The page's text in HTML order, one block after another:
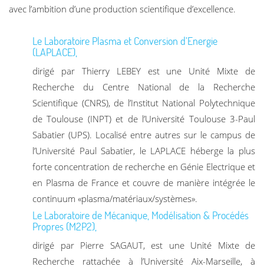
avec l’ambition d’une production scientifique d’excellence.
Le Laboratoire Plasma et Conversion d’Energie
(LAPLACE),
dirigé par Thierry LEBEY est une Unité Mixte de
Recherche du Centre National de la Recherche
Scientifique (CNRS), de l’Institut National Polytechnique
de Toulouse (INPT) et de l’Université Toulouse 3-Paul
Sabatier (UPS). Localisé entre autres sur le campus de
l’Université Paul Sabatier, le LAPLACE héberge la plus
forte concentration de recherche en Génie Electrique et
en Plasma de France et couvre de manière intégrée le
continuum «plasma/matériaux/systèmes».
Le Laboratoire de Mécanique, Modélisation & Procédés
Propres (M2P2),
dirigé par Pierre SAGAUT, est une Unité Mixte de
Recherche rattachée à l’Université Aix-Marseille, à